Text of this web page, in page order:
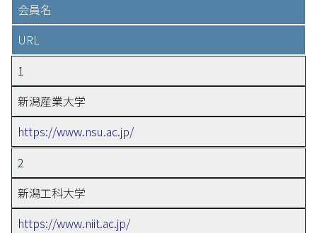
会員名
URL
1
新潟産業大学
https://www.nsu.ac.jp/
2
新潟工科大学
https://www.niit.ac.jp/